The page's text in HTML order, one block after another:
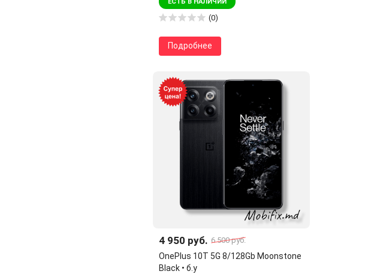
(0)
Подробнее
4 950 руб. 6 500 руб.
OnePlus 10T 5G 8/128Gb Moonstone
Black • б.у